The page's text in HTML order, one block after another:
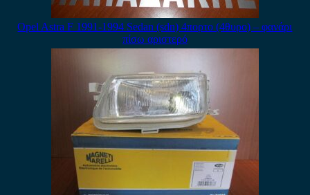
Opel Astra F 1991-1994 Sedan (sdn) 4πορτο (4θυρο) – φανάρι
πίσω αριστερό